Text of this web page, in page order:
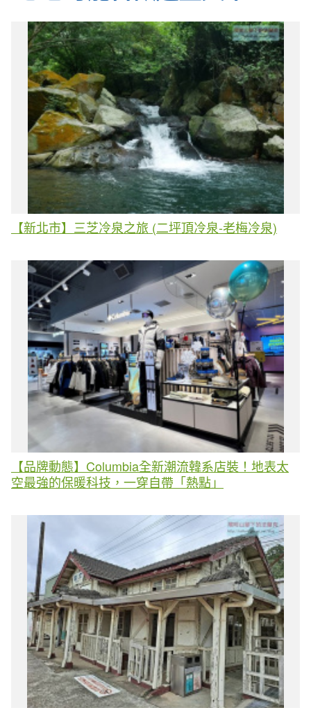
【新北市】三芝冷泉之旅 (二坪頂冷泉-老梅冷泉)
【品牌動態】Columbia全新潮流韓系店裝！地表太
空最強的保暖科技，一穿自帶「熱點」